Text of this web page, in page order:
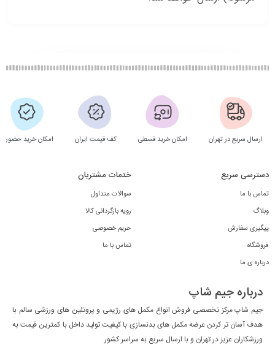
ارسال سریع در تهران امکان خرید قسطی کف قیمت ایران امکان خرید حضوری
دسترسی سریع
تماس با ما
وبلاگ
پیگیری سفارش
فروشگاه
درباره ی ما
خدمات مشتریان
سوالات متداول
رویه بازگردانی کالا
حریم خصوصی
تماس با ما
درباره جیم شاپ
جیم شاپ مرکز تخصصی فروش انواع مکمل های رژیمی و پروتئین های ورزشی سالم با
هدف آسان تر کردن عرضه مکمل های بدنسازی با کیفیت تولید داخل با کمترین قیمت به
ورزشکاران عزیز در تهران و با ارسال سریع به سراسر کشور